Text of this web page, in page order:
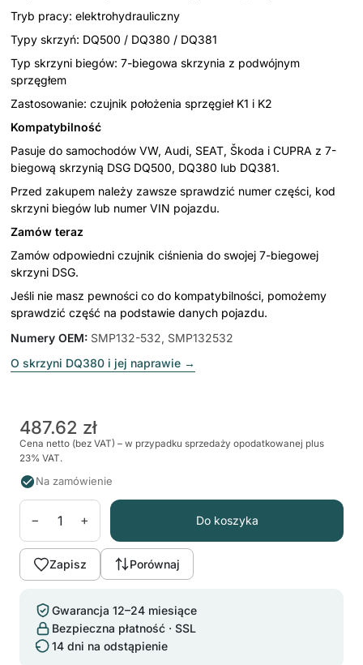
Tryb pracy: elektrohydrauliczny
Typy skrzyń: DQ500 / DQ380 / DQ381
Typ skrzyni biegów: 7-biegowa skrzynia z podwójnym
sprzęgłem
Zastosowanie: czujnik położenia sprzęgieł K1 i K2
Kompatybilność
Pasuje do samochodów VW, Audi, SEAT, Škoda i CUPRA z 7-
biegową skrzynią DSG DQ500, DQ380 lub DQ381.
Przed zakupem należy zawsze sprawdzić numer części, kod
skrzyni biegów lub numer VIN pojazdu.
Zamów teraz
Zamów odpowiedni czujnik ciśnienia do swojej 7-biegowej
skrzyni DSG.
Jeśli nie masz pewności co do kompatybilności, pomożemy
sprawdzić część na podstawie danych pojazdu.
Numery OEM: SMP132-532, SMP132532
O skrzyni DQ380 i jej naprawie →
487.62 zł
Cena netto (bez VAT) – w przypadku sprzedaży opodatkowanej plus
23% VAT.
Na zamówienie
− + Do koszyka
Zapisz Porównaj
Gwarancja 12–24 miesiące
Bezpieczna płatność · SSL
14 dni na odstąpienie